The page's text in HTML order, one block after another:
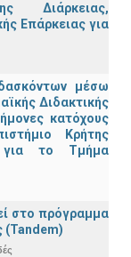
Διάρκειας,
Επάρκειας για
μέσω
Διδακτικής
κατόχους
Κρήτης
για το Τμήμα
στο πρόγραμμα
(Tandem)